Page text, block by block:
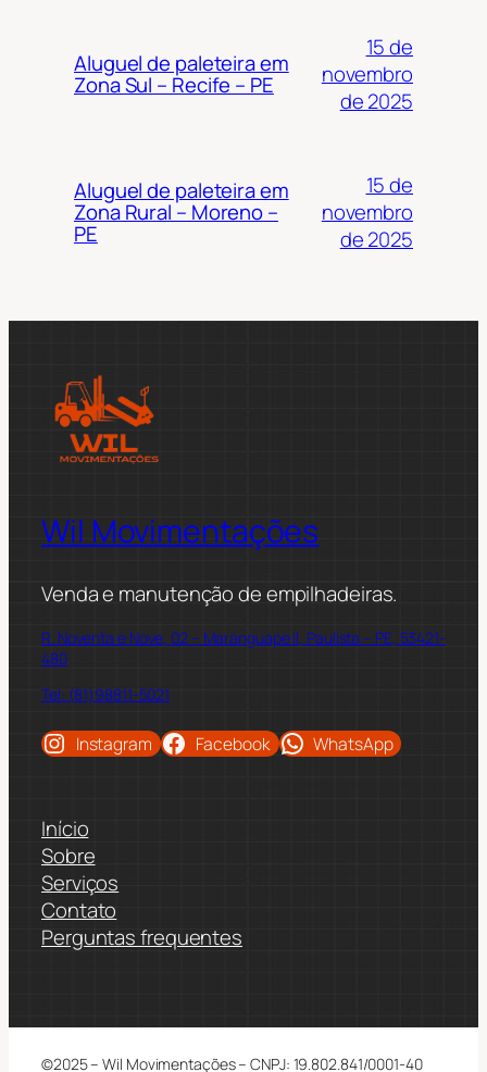
Aluguel de paleteira em
Zona Sul – Recife – PE
15 de
novembro
de 2025
Aluguel de paleteira em
Zona Rural – Moreno –
PE
15 de
novembro
de 2025
Wil Movimentações
Venda e manutenção de empilhadeiras.
R. Noventa e Nove, 02 – Maranguape II, Paulista – PE, 53421-
480
Tel: (81)98811-5021
Instagram Facebook WhatsApp
Início
Sobre
Serviços
Contato
Perguntas frequentes
©2025 – Wil Movimentações – CNPJ: 19.802.841/0001-40